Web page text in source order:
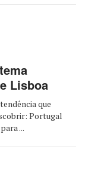
Lisboa
que
Portugal
...